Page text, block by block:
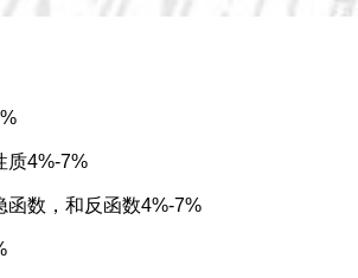
质4%-7%
函数，和反函数4%-7%